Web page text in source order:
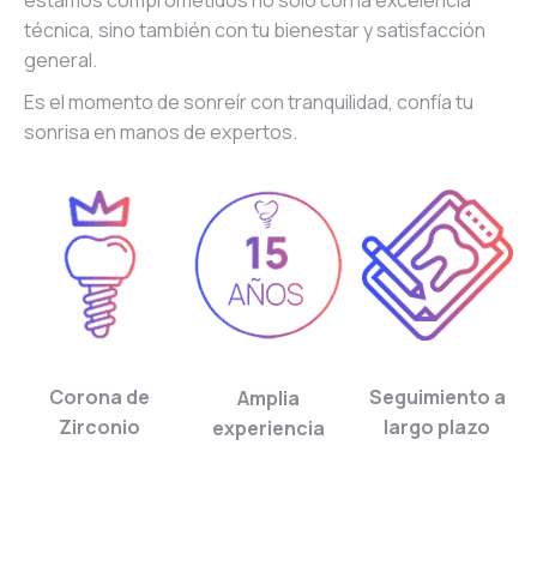
técnica, sino también con tu bienestar y satisfacción
general.
Es el momento de sonreír con tranquilidad, confía tu
sonrisa en manos de expertos.
Corona de
Zirconio
Amplia
experiencia
Seguimiento a
largo plazo